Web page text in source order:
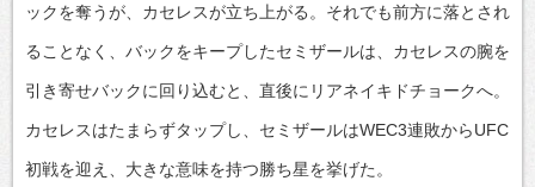
ックを奪うが、カセレスが立ち上がる。それでも前方に落とされ
ることなく、バックをキープしたセミザールは、カセレスの腕を
引き寄せバックに回り込むと、直後にリアネイキドチョークへ。
カセレスはたまらずタップし、セミザールはWEC3連敗からUFC
初戦を迎え、大きな意味を持つ勝ち星を挙げた。